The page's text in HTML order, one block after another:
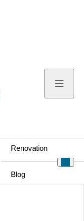
中古マンション
新築一戸建て
Renovation
Blog